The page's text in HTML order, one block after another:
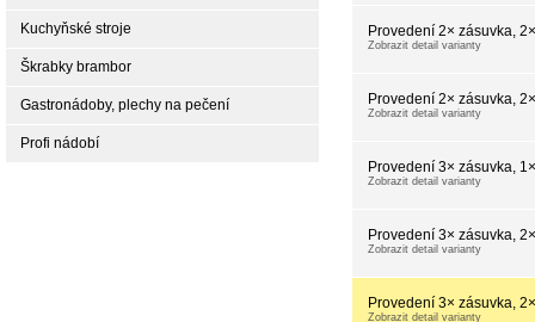
Provedení 2× zásuvka,
Zobrazit detail varianty
Provedení 2× zásuvka,
Zobrazit detail varianty
Provedení 3× zásuvka,
Zobrazit detail varianty
Provedení 3× zásuvka,
Zobrazit detail varianty
Provedení 3× zásuvka,
Zobrazit detail varianty
Kuchyňské stroje
Škrabky brambor
Gastronádoby, plechy na pečení
Profi nádobí